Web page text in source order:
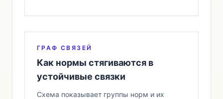
ГРАФ СВЯЗЕЙ
Как нормы стягиваются в
устойчивые связки
Схема показывает группы норм и их